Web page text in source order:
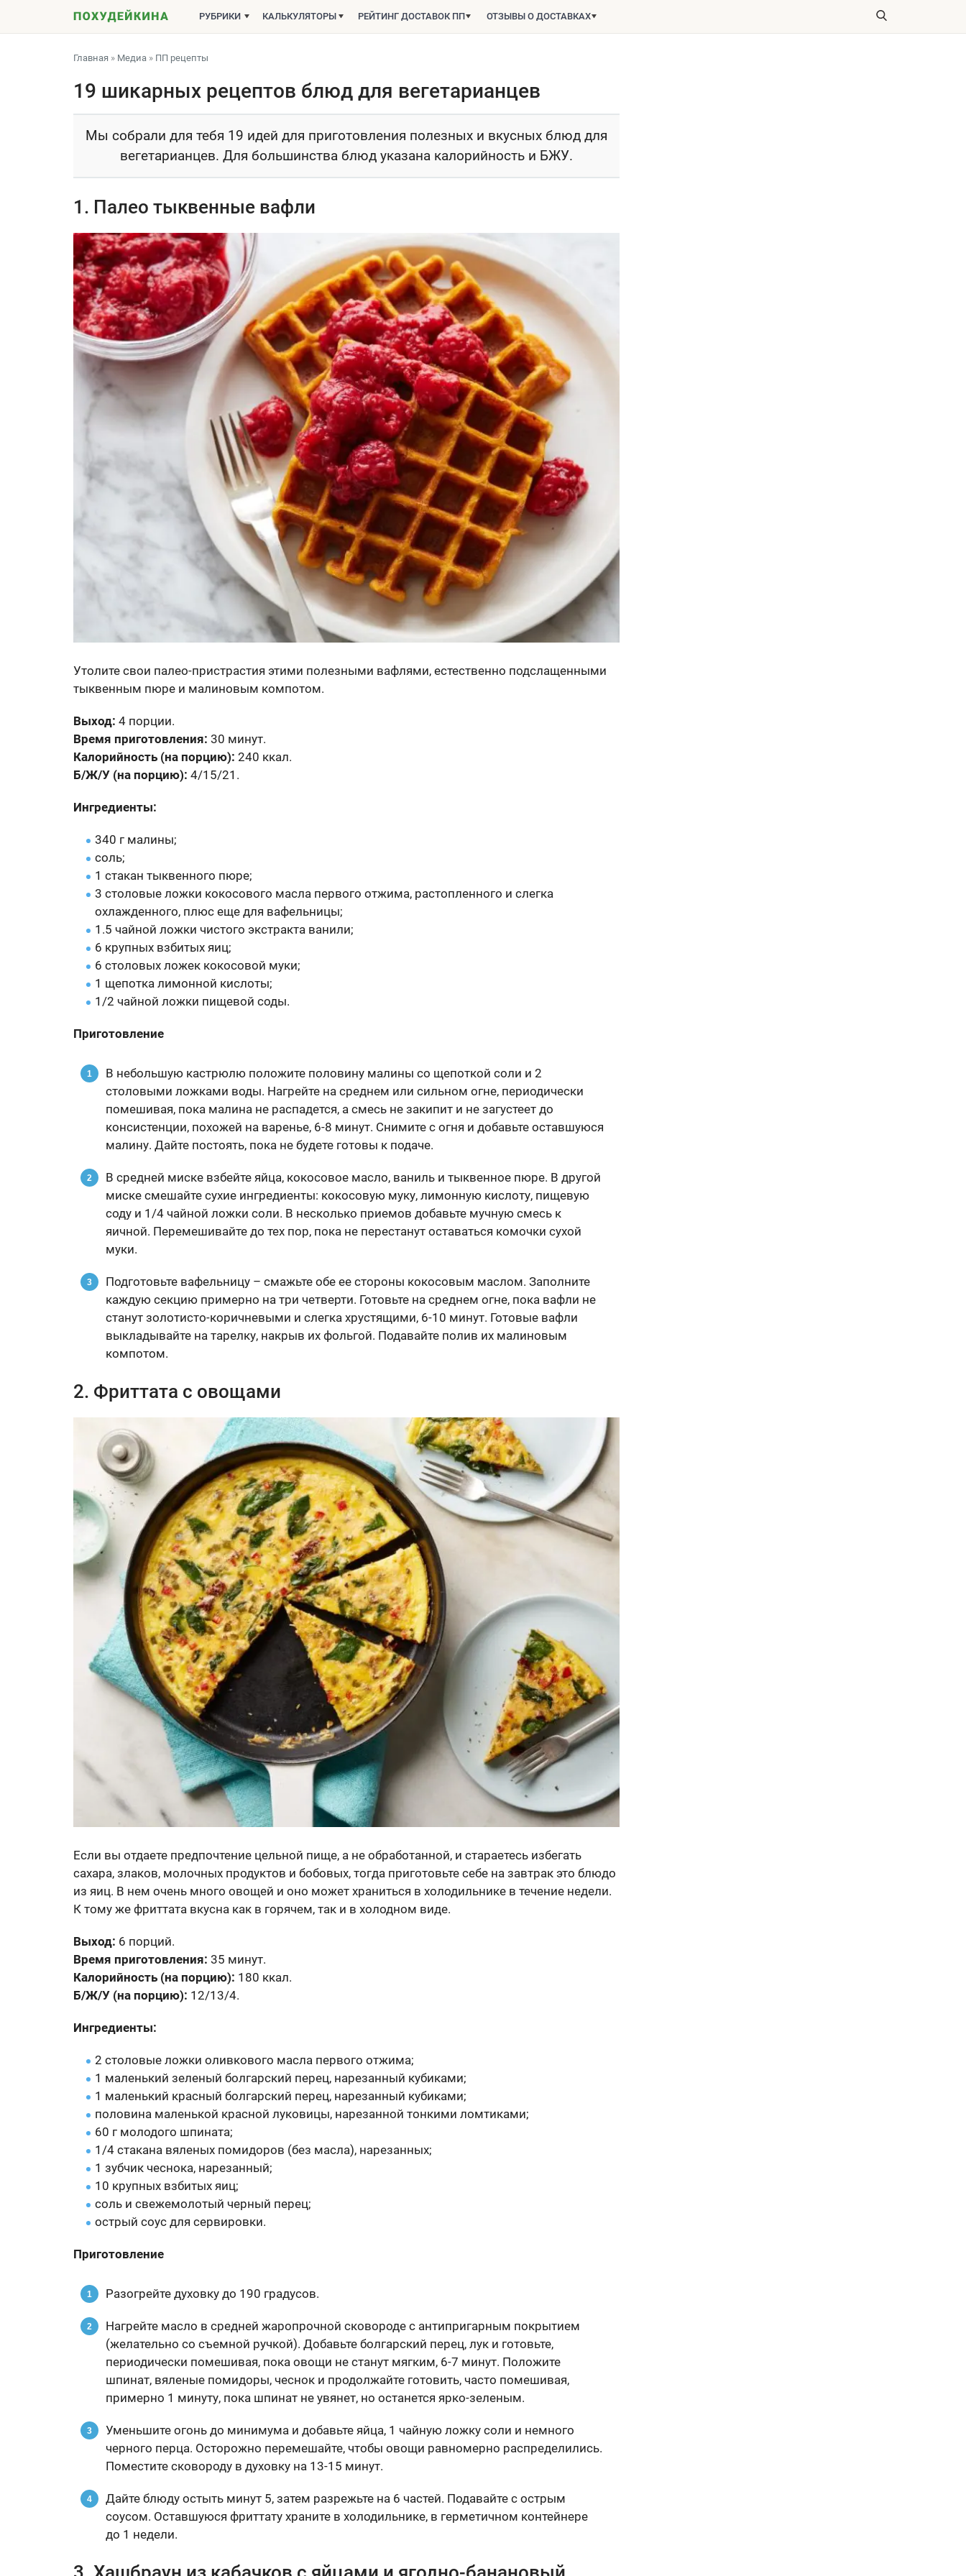
РУБРИКИ КАЛЬКУЛЯТОРЫ РЕЙТИНГ ДОСТАВОК ПП ОТЗЫВЫ О ДОСТАВКАХ
Главная » Медиа » ПП рецепты
19 шикарных рецептов блюд для вегетарианцев
Мы собрали для тебя 19 идей для приготовления полезных и вкусных блюд для
вегетарианцев. Для большинства блюд указана калорийность и БЖУ.
1. Палео тыквенные вафли
Утолите свои палео-пристрастия этими полезными вафлями, естественно подслащенными
тыквенным пюре и малиновым компотом.
Выход: 4 порции.
Время приготовления: 30 минут.
Калорийность (на порцию): 240 ккал.
Б/Ж/У (на порцию): 4/15/21.
Ингредиенты:
340 г малины;
соль;
1 стакан тыквенного пюре;
3 столовые ложки кокосового масла первого отжима, растопленного и слегка
охлажденного, плюс еще для вафельницы;
1.5 чайной ложки чистого экстракта ванили;
6 крупных взбитых яиц;
6 столовых ложек кокосовой муки;
1 щепотка лимонной кислоты;
1/2 чайной ложки пищевой соды.
Приготовление
В небольшую кастрюлю положите половину малины со щепоткой соли и 2
столовыми ложками воды. Нагрейте на среднем или сильном огне, периодически
помешивая, пока малина не распадется, а смесь не закипит и не загустеет до
консистенции, похожей на варенье, 6-8 минут. Снимите с огня и добавьте оставшуюся
малину. Дайте постоять, пока не будете готовы к подаче.
В средней миске взбейте яйца, кокосовое масло, ваниль и тыквенное пюре. В другой
миске смешайте сухие ингредиенты: кокосовую муку, лимонную кислоту, пищевую
соду и 1/4 чайной ложки соли. В несколько приемов добавьте мучную смесь к
яичной. Перемешивайте до тех пор, пока не перестанут оставаться комочки сухой
муки.
Подготовьте вафельницу – смажьте обе ее стороны кокосовым маслом. Заполните
каждую секцию примерно на три четверти. Готовьте на среднем огне, пока вафли не
станут золотисто-коричневыми и слегка хрустящими, 6-10 минут. Готовые вафли
выкладывайте на тарелку, накрыв их фольгой. Подавайте полив их малиновым
компотом.
2. Фриттата с овощами
Если вы отдаете предпочтение цельной пище, а не обработанной, и стараетесь избегать
сахара, злаков, молочных продуктов и бобовых, тогда приготовьте себе на завтрак это блюдо
из яиц. В нем очень много овощей и оно может храниться в холодильнике в течение недели.
К тому же фриттата вкусна как в горячем, так и в холодном виде.
Выход: 6 порций.
Время приготовления: 35 минут.
Калорийность (на порцию): 180 ккал.
Б/Ж/У (на порцию): 12/13/4.
Ингредиенты:
2 столовые ложки оливкового масла первого отжима;
1 маленький зеленый болгарский перец, нарезанный кубиками;
1 маленький красный болгарский перец, нарезанный кубиками;
половина маленькой красной луковицы, нарезанной тонкими ломтиками;
60 г молодого шпината;
1/4 стакана вяленых помидоров (без масла), нарезанных;
1 зубчик чеснока, нарезанный;
10 крупных взбитых яиц;
соль и свежемолотый черный перец;
острый соус для сервировки.
Приготовление
Разогрейте духовку до 190 градусов.
Нагрейте масло в средней жаропрочной сковороде с антипригарным покрытием
(желательно со съемной ручкой). Добавьте болгарский перец, лук и готовьте,
периодически помешивая, пока овощи не станут мягким, 6-7 минут. Положите
шпинат, вяленые помидоры, чеснок и продолжайте готовить, часто помешивая,
примерно 1 минуту, пока шпинат не увянет, но останется ярко-зеленым.
Уменьшите огонь до минимума и добавьте яйца, 1 чайную ложку соли и немного
черного перца. Осторожно перемешайте, чтобы овощи равномерно распределились.
Поместите сковороду в духовку на 13-15 минут.
Дайте блюду остыть минут 5, затем разрежьте на 6 частей. Подавайте с острым
соусом. Оставшуюся фриттату храните в холодильнике, в герметичном контейнере
до 1 недели.